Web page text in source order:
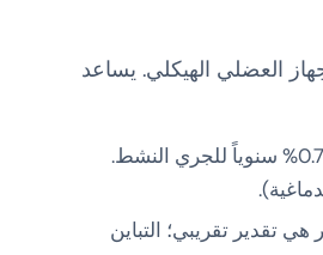
العضلي الهيكلي. يساعد
انخفاض بنسبة ~ 1% سنوياً بعد سن 25 عاماً للأفراد الذين يعيشون حياة مقعدة، 0.5 - 0.7% سنوياً للجري النشط.
في السنة. صيغة 220 ناقص العمر هي تقدير تقريبي؛ التباين